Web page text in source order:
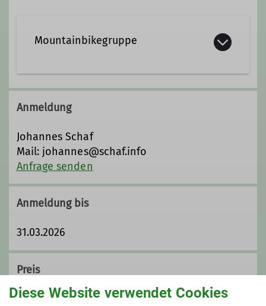
Mountainbikegruppe
Grundsätzliche Informationen zu
den MTB Veranstaltungen
Bei allen Mountainbike
Veranstaltungen gehören folgende
Punkte zur Minimalausrüstung, die
jeder Teilnehmer mitbringen sollte:
Ein modernes Mountainbike (mit oder
ohne Federung), Funktionsfähigkeit
Helm und Handschuhe,
Flüssigkeit, Nahrung,
(nach Bedarf)
Anmeldung
Johannes Schaf
Mail: johannes@schaf.info
Anfrage senden
Anmeldung bis
31.03.2026
Preis
Gäste: Anreise bzw. Rückreise erfolgen auf
Diese Website verwendet Cookies